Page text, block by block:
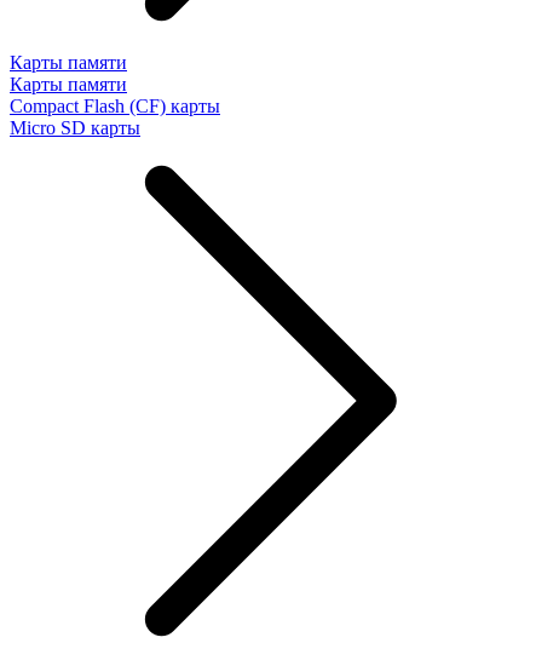
Карты памяти
Карты памяти
Compact Flash (CF) карты
Micro SD карты